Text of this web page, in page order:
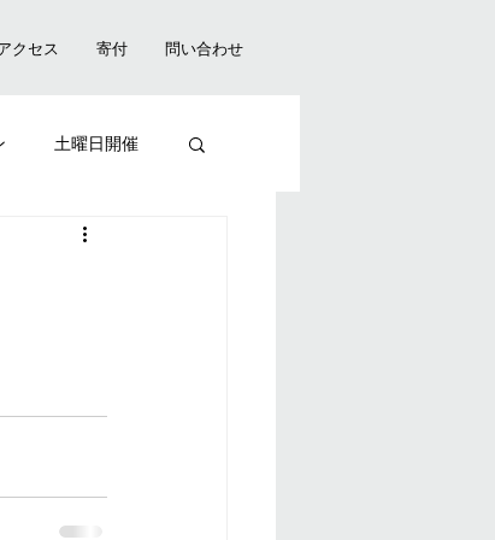
クセス 寄付 問い合わせ
土曜日開催